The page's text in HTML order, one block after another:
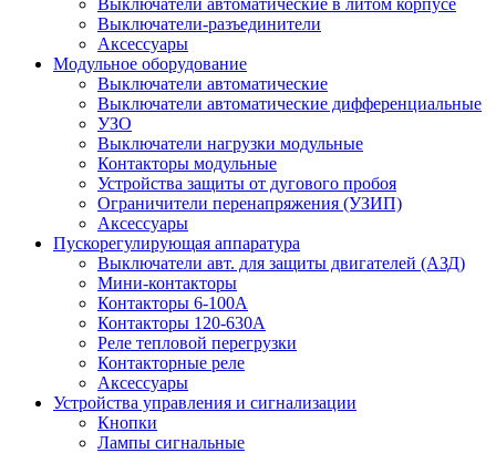
Выключатели-разъединители
Аксессуары
Модульное оборудование
Выключатели автоматические
Выключатели автоматические дифференциальные
УЗО
Выключатели нагрузки модульные
Контакторы модульные
Устройства защиты от дугового пробоя
Ограничители перенапряжения (УЗИП)
Аксессуары
Пускорегулирующая аппаратура
Выключатели авт. для защиты двигателей (АЗД)
Мини-контакторы
Контакторы 6-100А
Контакторы 120-630A
Реле тепловой перегрузки
Контакторные реле
Аксессуары
Устройства управления и сигнализации
Кнопки
Лампы сигнальные